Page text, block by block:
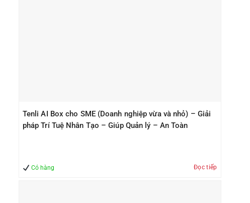
Tenli AI Box cho SME (Doanh nghiệp vừa và nhỏ) – Giải
pháp Trí Tuệ Nhân Tạo – Giúp Quản lý – An Toàn
Có hàng Đọc tiếp